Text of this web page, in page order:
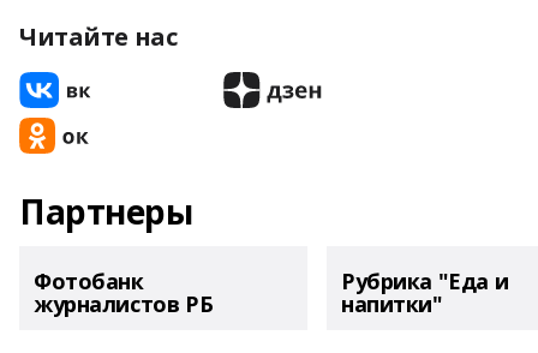
Читайте нас
Партнеры
Фотобанк
журналистов РБ
Рубрика "Еда и
напитки"